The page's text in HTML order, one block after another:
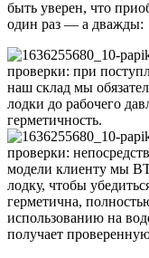
быть уверен, что
один раз — а дважды:
проверки: при
наш склад мы
лодки до рабочего
герметичность.
проверки:
модели клиенту мы
лодку, чтобы
герметична,
использованию на
получает